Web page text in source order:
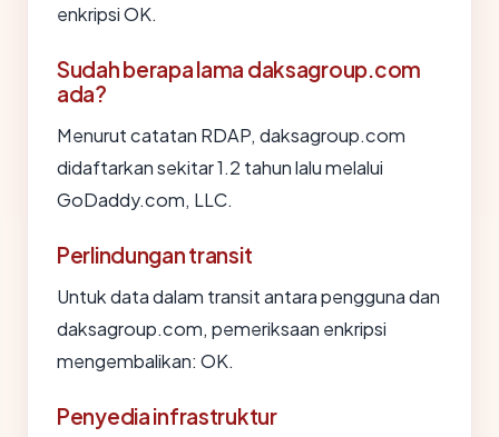
enkripsi OK.
Sudah berapa lama daksagroup.com
ada?
Menurut catatan RDAP, daksagroup.com
didaftarkan sekitar 1.2 tahun lalu melalui
GoDaddy.com, LLC.
Perlindungan transit
Untuk data dalam transit antara pengguna dan
daksagroup.com, pemeriksaan enkripsi
mengembalikan: OK.
Penyedia infrastruktur